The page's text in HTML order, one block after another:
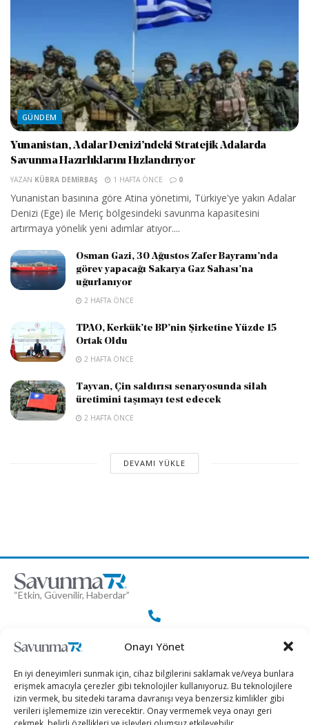
Onayı Yönet
En iyi deneyimleri sunmak için, cihaz bilgilerini saklamak ve/veya bunlara
erişmek amacıyla çerezler gibi teknolojiler kullanıyoruz. Bu teknolojilere
izin vermek, bu sitedeki tarama davranışı veya benzersiz kimlikler gibi
verileri işlememize izin verecektir. Onay vermemek veya onayı geri
GÜNDEM
Yunanistan, Adalar Denizi’ndeki Stratejik Adalarda
Savunma Hazırlıklarını Hızlandırıyor
YAZAN KÜBRA DEMIRBAŞ 1 HAFTA ÖNCE 0
Yunanistan basınına göre Atina yönetimi, Türkiye'ye yakın Adalar
Denizi (Ege) ile Meriç bölgesindeki savunma kapasitesini
artırmaya yönelik yeni adımlar atıyor....
Osman Gazi, 30 Ağustos Zafer Bayramı’nda
görev yapacağı Sakarya Gaz Sahası’na
uğurlanıyor
2 HAFTA ÖNCE
TPAO, Kerkük’te BP’nin Şirketine Yüzde 15
Ortak Oldu
2 HAFTA ÖNCE
Tayvan, Çin saldırısı senaryosunda silah
üretimini taşımayı test edecek
2 HAFTA ÖNCE
DEVAMI YÜKLE
“Etkin, Güvenilir, Haberdar”
+90 530 308 17 96
iletisim@savunmatr.com